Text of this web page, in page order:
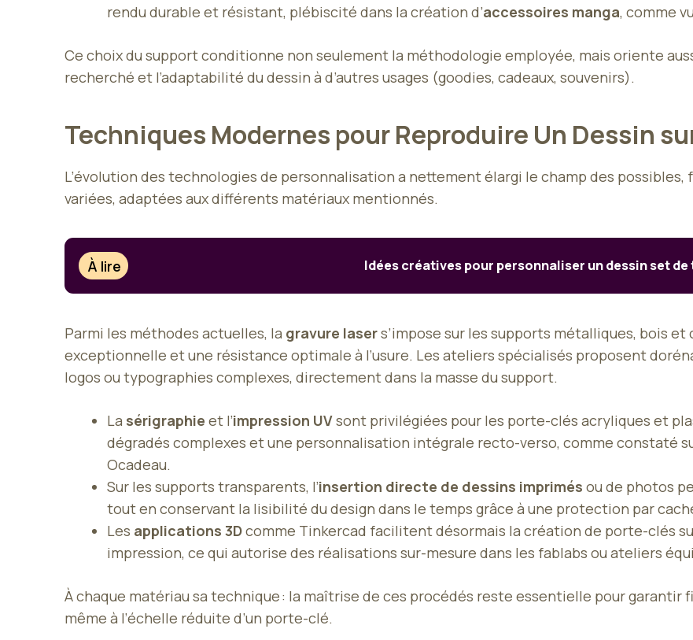
rendu durable et résistant, plébiscité dans la création d’accessoires manga, comme
Ce choix du support conditionne non seulement la méthodologie employée, mais oriente
recherché et l’adaptabilité du dessin à d’autres usages (goodies, cadeaux, souvenirs).
Techniques Modernes pour Reproduire Un Dessin
L’évolution des technologies de personnalisation a nettement élargi le champ des
variées, adaptées aux différents matériaux mentionnés.
À lire Idées créatives pour personnaliser un dessin set de
Parmi les méthodes actuelles, la gravure lasers’impose sur les supports métalliques, bois et
exceptionnelle et une résistance optimale à l’usure. Les ateliers spécialisés proposent
logos ou typographies complexes, directement dans la masse du support.
La sérigraphie et l’impression UVsont privilégiées pour les porte-clés acryliques et
dégradés complexes et une personnalisation intégrale recto-verso, comme constaté
Ocadeau.
Sur les supports transparents, l’insertion directe de dessins imprimés ou de photos
tout en conservant la lisibilité du design dans le temps grâce à une protection par
Les applications 3Dcomme Tinkercad facilitent désormais la création de porte-clés
impression, ce qui autorise des réalisations sur-mesure dans les fablabs ou ateliers
À chaque matériau sa technique : la maîtrise de ces procédés reste essentielle pour
même à l’échelle réduite d’un porte-clé.